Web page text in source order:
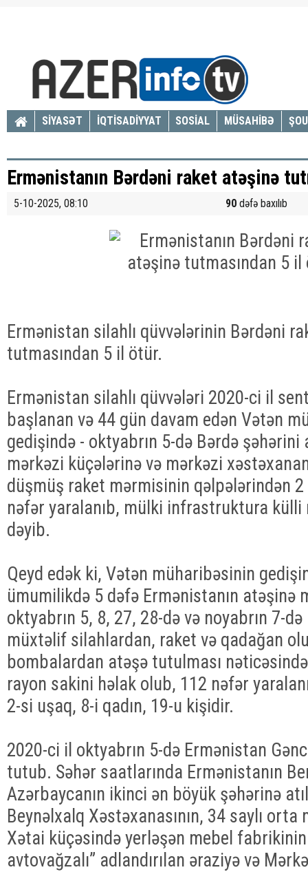
SİYASƏT İQTİSADİYYAT SOSİAL MÜSAHİBƏ
Ermənistanın Bərdəni raket atəşinə
5-10-2025, 08:10 90 dəfə baxılıb
Ermənistan silahlı qüvvələrinin Bərdəni
tutmasından 5 il ötür.
Ermənistan silahlı qüvvələri 2020-ci il
başlanan və 44 gün davam edən Vətən
gedişində - oktyabrın 5-də Bərdə
mərkəzi küçələrinə və mərkəzi
düşmüş raket mərmisinin qəlpələrindən
nəfər yaralanıb, mülki infrastruktura külli
dəyib.
Qeyd edək ki, Vətən müharibəsinin
ümumilikdə 5 dəfə Ermənistanın atəşinə
oktyabrın 5, 8, 27, 28-də və noyabrın 7-
müxtəlif silahlardan, raket və qadağan
bombalardan atəşə tutulması
rayon sakini həlak olub, 112 nəfər
2-si uşaq, 8-i qadın, 19-u kişidir.
2020-ci il oktyabrın 5-də Ermənistan
tutub. Səhər saatlarında Ermənistanın
Azərbaycanın ikinci ən böyük şəhərinə
Beynəlxalq Xəstəxanasının, 34 saylı orta
Xətai küçəsində yerləşən mebel fabrikinin
avtovağzalı” adlandırılan əraziyə və